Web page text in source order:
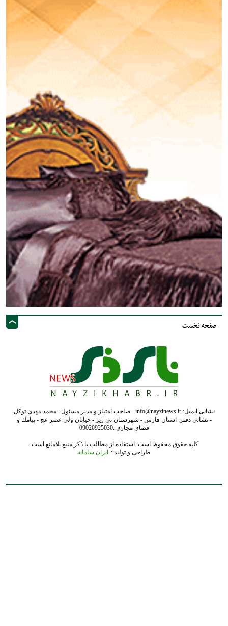
صفحه نخست
نشانی ایمیل: info@nayzinews.ir - صاحب امتیاز و مدیر مسئول : محمد مهدی توکل
- نشانی دفتر: استان فارس - شهرستان نی ریز - خیابان ولی عصر عج - پيامك و
فضاي مجازي :09020925030
کلیه حقوق محفوظ است. استفاده از مطالب با ذکر منبع بلامانع است.
طراحی و تولید :"ایران سامانه